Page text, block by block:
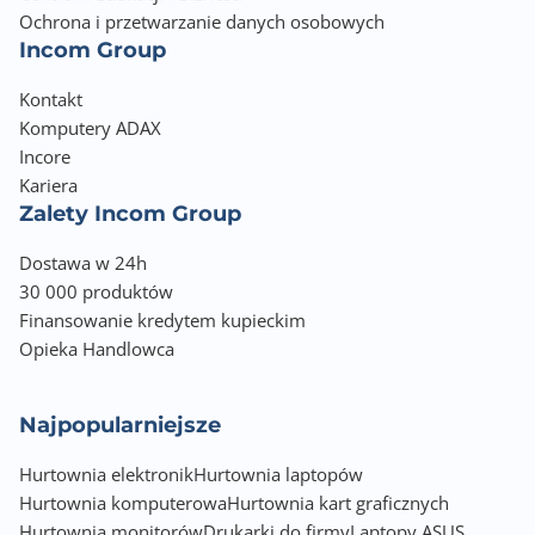
Traffic Monitor
Wireless Traffic Monitor, Traffic Analyzer
Website history
Wireless: IPv6, MU-MIMO, UTF-8 SSID
Wi-Fi Encryption: Open system, WPA/WPA2/WPA3-
Personal, WPA/WPA2-Enterprise
Maximum Guest Network rule : 2.4GHz x3, 5GHz x3
Guest Network Encryption: Open system,
WPA/WPA2/WPA3-Personal
Maximum MAC filters: 64
Wireless scheduler, Airtime fairness, RADIUS Client
Ochrona i przetwarzanie danych osobowych
Incom Group
Kontakt
Komputery ADAX
Incore
Kariera
Zalety Incom Group
Dostawa w 24h
30 000 produktów
Finansowanie kredytem kupieckim
Opieka Handlowca
Najpopularniejsze
Hurtownia elektronikHurtownia laptopów
Hurtownia komputerowaHurtownia kart graficznych